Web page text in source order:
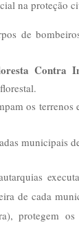
na proteção
de
Contra
os
municipais
de cada
protegem